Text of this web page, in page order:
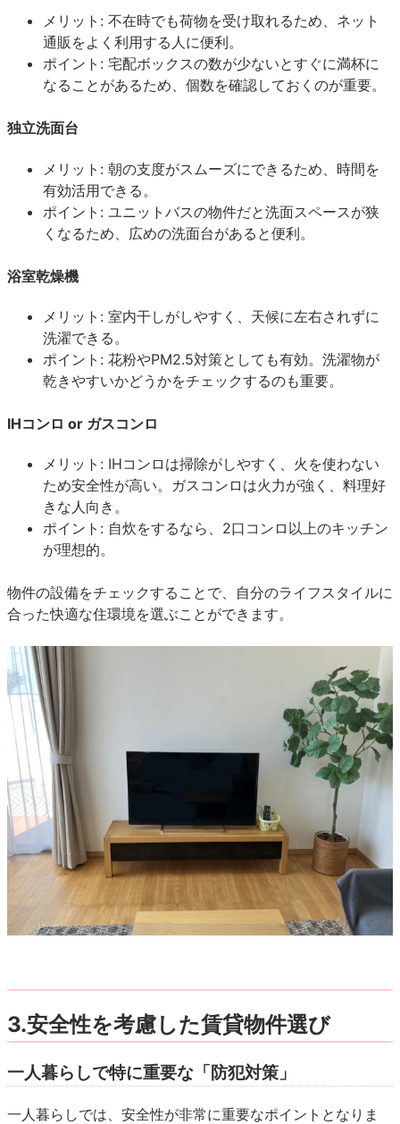
メリット: 不在時でも荷物を受け取れるため、ネット
通販をよく利用する人に便利。
ポイント: 宅配ボックスの数が少ないとすぐに満杯に
なることがあるため、個数を確認しておくのが重要。
独立洗面台
メリット: 朝の支度がスムーズにできるため、時間を
有効活用できる。
ポイント: ユニットバスの物件だと洗面スペースが狭
くなるため、広めの洗面台があると便利。
浴室乾燥機
メリット: 室内干しがしやすく、天候に左右されずに
洗濯できる。
ポイント: 花粉やPM2.5対策としても有効。洗濯物が
乾きやすいかどうかをチェックするのも重要。
IHコンロ or ガスコンロ
メリット: IHコンロは掃除がしやすく、火を使わない
ため安全性が高い。ガスコンロは火力が強く、料理好
きな人向き。
ポイント: 自炊をするなら、2口コンロ以上のキッチン
が理想的。
物件の設備をチェックすることで、自分のライフスタイルに
合った快適な住環境を選ぶことができます。
3.安全性を考慮した賃貸物件選び
一人暮らしで特に重要な「防犯対策」
一人暮らしでは、安全性が非常に重要なポイントとなりま